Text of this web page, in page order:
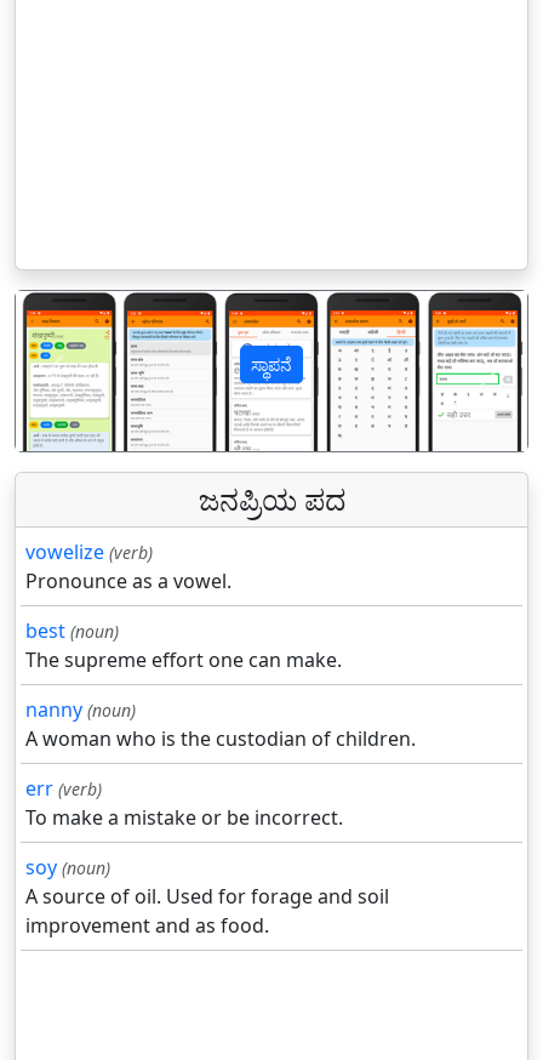
ಸ್ಥಾಪನೆ
पिछला
ಜನಪ್ರಿಯ ಪದ
vowelize (verb)
Pronounce as a vowel.
best (noun)
The supreme effort one can make.
nanny (noun)
A woman who is the custodian of children.
err (verb)
To make a mistake or be incorrect.
soy (noun)
A source of oil. Used for forage and soil
improvement and as food.